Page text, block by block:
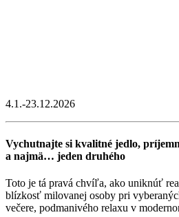
4.1.-23.12.2026
Vychutnajte si kvalitné jedlo,
a najmä… jeden druhého
Toto je tá pravá chvíľa, ako uniknúť
blízkosť milovanej osoby pri
večere, podmanivého relaxu v